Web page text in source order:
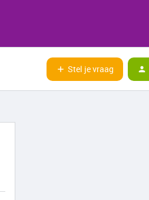
Stel je vraag